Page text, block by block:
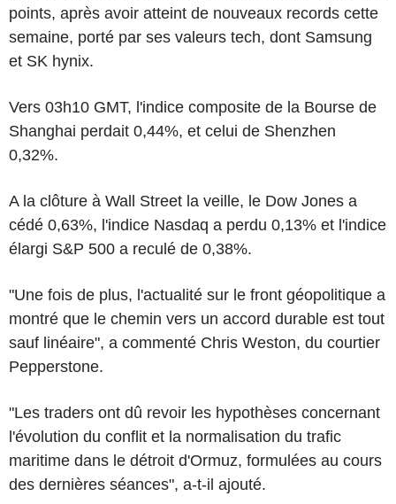
points, après avoir atteint de nouveaux records cette
semaine, porté par ses valeurs tech, dont Samsung
et SK hynix.
Vers 03h10 GMT, l'indice composite de la Bourse de
Shanghai perdait 0,44%, et celui de Shenzhen
0,32%.
A la clôture à Wall Street la veille, le Dow Jones a
cédé 0,63%, l'indice Nasdaq a perdu 0,13% et l'indice
élargi S&P 500 a reculé de 0,38%.
"Une fois de plus, l'actualité sur le front géopolitique a
montré que le chemin vers un accord durable est tout
sauf linéaire", a commenté Chris Weston, du courtier
Pepperstone.
"Les traders ont dû revoir les hypothèses concernant
l'évolution du conflit et la normalisation du trafic
maritime dans le détroit d'Ormuz, formulées au cours
des dernières séances", a-t-il ajouté.